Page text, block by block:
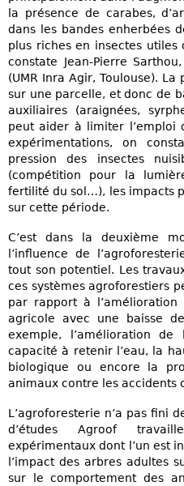
la présence de carabes,
dans les bandes enherbées
plus riches en insectes utiles
constate Jean-Pierre
(UMR Inra Agir, Toulouse).
sur une parcelle, et donc de
auxiliaires (araignées,
peut aider à limiter l’emploi
expérimentations, on
pression des insectes
(compétition pour la
fertilité du sol…), les impacts
sur cette période.
C’est dans la deuxième
l’influence de
tout son potentiel. Les
ces systèmes agroforestiers
par rapport à
agricole avec une baisse
exemple, l’amélioration
capacité à retenir l’eau, la
biologique ou encore la
animaux contre les accidents
L’agroforesterie n’a pas fini
d’études Agroof
expérimentaux dont l’un est
l’impact des arbres adultes
sur le comportement des